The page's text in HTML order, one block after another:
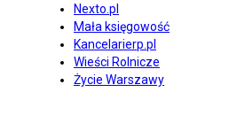
Nexto.pl
Mała księgowość
Kancelarierp.pl
Wieści Rolnicze
Życie Warszawy